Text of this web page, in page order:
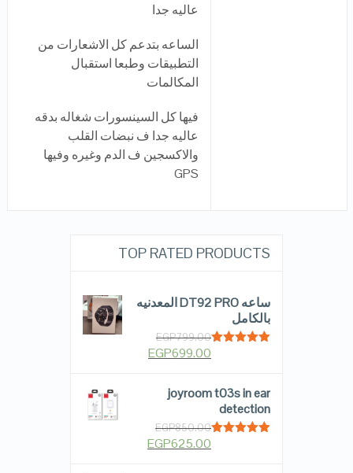
عاليه جدا
الساعه بتدعم كل الاشعارات من
التطبيقات وطبعا استقبال
المكالمات
فيها كل السينسورات شغاله بدقه
عاليه جدا ف نبضات القلب
والاكسجين ف الدم وغيره وفيها
GPS
TOP RATED PRODUCTS
ساعه DT92 PRO المعدنيه
بالكامل
EGP799.00
EGP699.00
joyroom t03s in ear
detection
EGP850.00
EGP625.00